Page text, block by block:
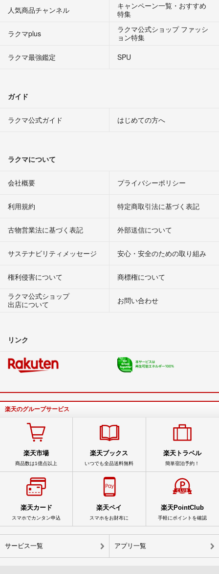
人気商品チャンネル
キャンペーン一覧・おすすめ
特集
ラクマplus
ラクマ公式ショップ ファッシ
ョン特集
ラクマ最強鑑定
SPU
ガイド
ラクマ公式ガイド はじめての方へ
ラクマについて
会社概要 プライバシーポリシー
利用規約 特定商取引法に基づく表記
古物営業法に基づく表記 外部送信について
サステナビリティメッセージ 安心・安全のための取り組み
権利侵害について
商標権について
ラクマ公式ショップ
出店について
お問い合わせ
リンク
楽天のグループサービス
楽天市場
商品数は1億点以上
楽天ブックス
いつでも全品送料無料
楽天トラベル
簡単宿泊予約！
楽天カード
スマホでカンタン申込
楽天ペイ
スマホをお財布に
楽天PointClub
手軽にポイントを確認
サービス一覧 アプリ一覧